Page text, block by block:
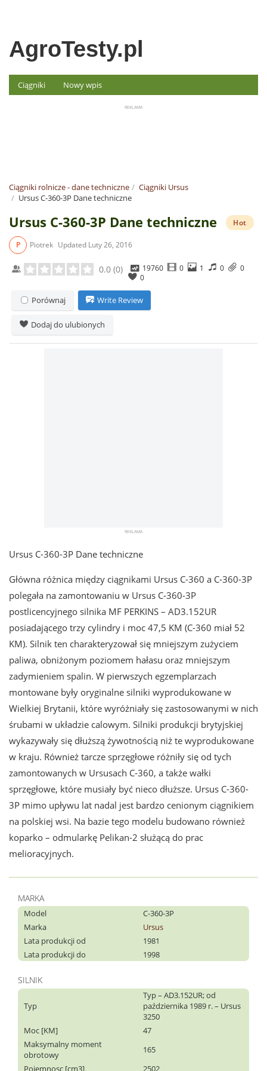
AgroTesty.pl
Ciągniki Nowy wpis
Ciągniki rolnicze - dane techniczne
Ciągniki Ursus
Ursus C-360-3P Dane techniczne
Ursus C-360-3P Dane techniczne Hot
P Piotrek Updated Luty 26, 2016
0.0 (0) 19760 0 1 0
0
0
Porównaj Write Review
Dodaj do ulubionych
Ursus C-360-3P Dane techniczne
Główna różnica między ciągnikami Ursus C-360 a C-360-3P
polegała na zamontowaniu w Ursus C-360-3P
postlicencyjnego silnika MF PERKINS – AD3.152UR
posiadającego trzy cylindry i moc 47,5 KM (C-360 miał 52
KM). Silnik ten charakteryzował się mniejszym zużyciem
paliwa, obniżonym poziomem hałasu oraz mniejszym
zadymieniem spalin. W pierwszych egzemplarzach
montowane były oryginalne silniki wyprodukowane w
Wielkiej Brytanii, które wyróżniały się zastosowanymi w nich
śrubami w układzie calowym. Silniki produkcji brytyjskiej
wykazywały się dłuższą żywotnością niż te wyprodukowane
w kraju. Również tarcze sprzęgłowe różniły się od tych
zamontowanych w Ursusach C-360, a także wałki
sprzęgłowe, które musiały być nieco dłuższe. Ursus C-360-
3P mimo upływu lat nadal jest bardzo cenionym ciągnikiem
na polskiej wsi. Na bazie tego modelu budowano również
koparko – odmularkę Pelikan-2 służącą do prac
melioracyjnych.
MARKA
Model
C-360-3P
Marka
Ursus
Lata produkcji od
1981
Lata produkcji do
1998
SILNIK
Typ
Typ – AD3.152UR; od
października 1989 r. – Ursus
3250
Moc [KM]
47
Maksymalny moment
obrotowy
165
Pojemnosc [cm3]
2502